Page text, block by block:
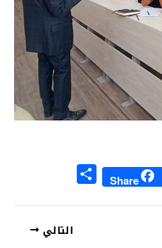
Share
a
rالتالي